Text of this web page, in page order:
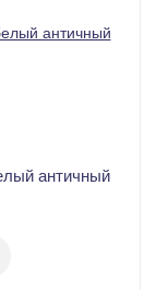
античный